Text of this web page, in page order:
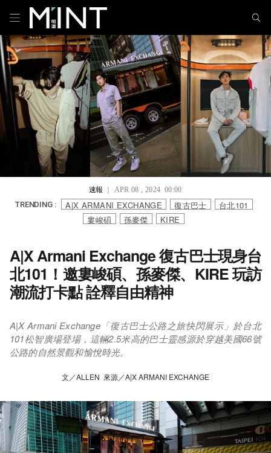
速報 ｜ APR 08 , 2024 00:00
TRENDING : A|X ARMANI EXCHANGE 復古巴士
台北101
婁峻碩
孫麥傑 KIRE
A|X Armani Exchange 復古巴士現身台
北101！邀婁峻碩、孫麥傑、KIRE 玩訪
潮流打卡點 詮釋自由精神
A|X Armani Exchange「復古巴士公路之旅快閃展示」於台北
101松智廣場登場，這輛2.5米高的巴士靈感源於穿越美國66號
公路的自然景觀和愉悅時光。
文／ALLEN 來源／A|X ARMANI EXCHANGE